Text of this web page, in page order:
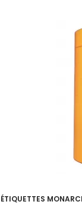
ÉTIQUETTES